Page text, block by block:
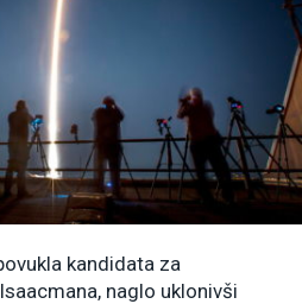
kandidata za
naglo uklonivši